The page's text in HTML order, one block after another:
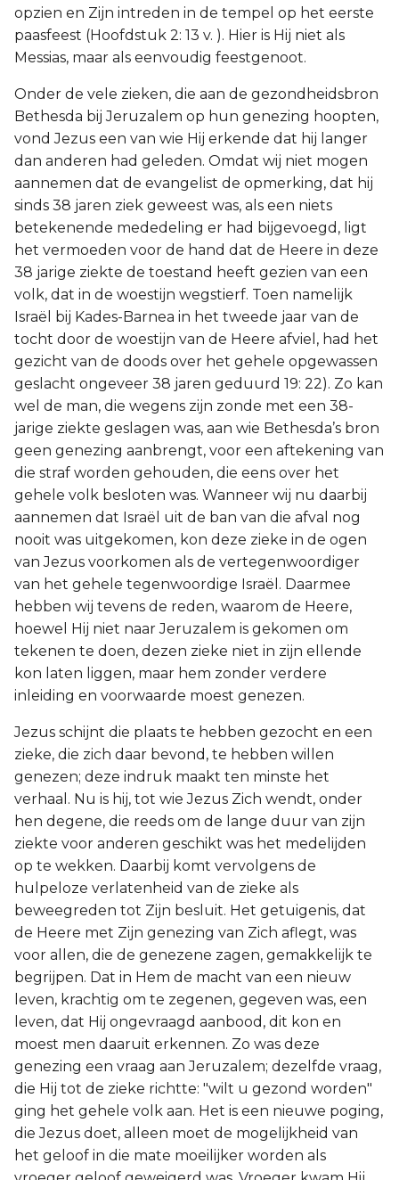
opzien en Zijn intreden in de tempel op het eerste
paasfeest (Hoofdstuk 2: 13 v. ). Hier is Hij niet als
Messias, maar als eenvoudig feestgenoot.
Onder de vele zieken, die aan de gezondheidsbron
Bethesda bij Jeruzalem op hun genezing hoopten,
vond Jezus een van wie Hij erkende dat hij langer
dan anderen had geleden. Omdat wij niet mogen
aannemen dat de evangelist de opmerking, dat hij
sinds 38 jaren ziek geweest was, als een niets
betekenende mededeling er had bijgevoegd, ligt
het vermoeden voor de hand dat de Heere in deze
38 jarige ziekte de toestand heeft gezien van een
volk, dat in de woestijn wegstierf. Toen namelijk
Israël bij Kades-Barnea in het tweede jaar van de
tocht door de woestijn van de Heere afviel, had het
gezicht van de doods over het gehele opgewassen
geslacht ongeveer 38 jaren geduurd 19: 22). Zo kan
wel de man, die wegens zijn zonde met een 38-
jarige ziekte geslagen was, aan wie Bethesda’s bron
geen genezing aanbrengt, voor een aftekening van
die straf worden gehouden, die eens over het
gehele volk besloten was. Wanneer wij nu daarbij
aannemen dat Israël uit de ban van die afval nog
nooit was uitgekomen, kon deze zieke in de ogen
van Jezus voorkomen als de vertegenwoordiger
van het gehele tegenwoordige Israël. Daarmee
hebben wij tevens de reden, waarom de Heere,
hoewel Hij niet naar Jeruzalem is gekomen om
tekenen te doen, dezen zieke niet in zijn ellende
kon laten liggen, maar hem zonder verdere
inleiding en voorwaarde moest genezen.
Jezus schijnt die plaats te hebben gezocht en een
zieke, die zich daar bevond, te hebben willen
genezen; deze indruk maakt ten minste het
verhaal. Nu is hij, tot wie Jezus Zich wendt, onder
hen degene, die reeds om de lange duur van zijn
ziekte voor anderen geschikt was het medelijden
op te wekken. Daarbij komt vervolgens de
hulpeloze verlatenheid van de zieke als
beweegreden tot Zijn besluit. Het getuigenis, dat
de Heere met Zijn genezing van Zich aflegt, was
voor allen, die de genezene zagen, gemakkelijk te
begrijpen. Dat in Hem de macht van een nieuw
leven, krachtig om te zegenen, gegeven was, een
leven, dat Hij ongevraagd aanbood, dit kon en
moest men daaruit erkennen. Zo was deze
genezing een vraag aan Jeruzalem; dezelfde vraag,
die Hij tot de zieke richtte: "wilt u gezond worden"
ging het gehele volk aan. Het is een nieuwe poging,
die Jezus doet, alleen moet de mogelijkheid van
het geloof in die mate moeilijker worden als